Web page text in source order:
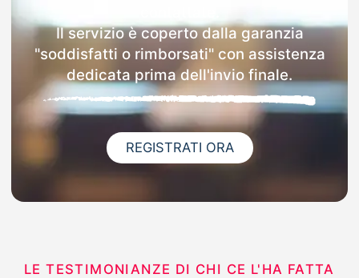
Il servizio è coperto dalla garanzia
"soddisfatti o rimborsati" con assistenza
dedicata prima dell'invio finale.
REGISTRATI ORA
LE TESTIMONIANZE DI CHI CE L'HA FATTA